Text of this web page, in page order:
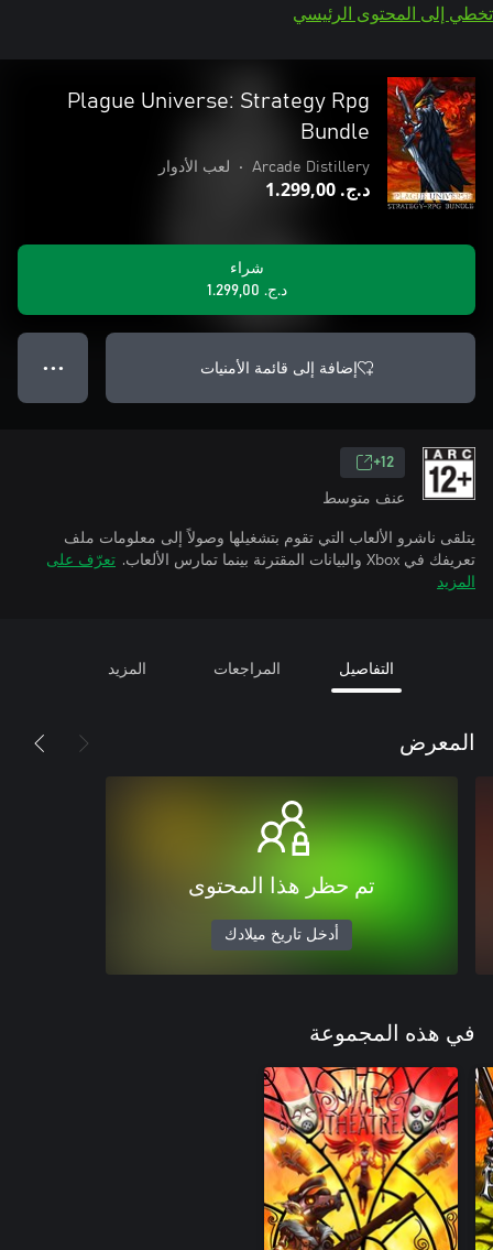
تخطي إلى المحتوى الرئيسي
Plague Universe: Strategy Rpg
Bundle
Arcade Distillery
• لعب الأدوار
د.ج.‏ 1.299,00
شراء
د.ج.‏ 1.299,00
إضافة إلى قائمة الأمنيات ● ● ●
12+
عنف متوسط
يتلقى ناشرو الألعاب التي تقوم بتشغيلها وصولاً إلى معلومات ملف
تعريفك في Xbox والبيانات المقترنة بينما تمارس الألعاب.
تعرّف على
المزيد
التفاصيل المراجعات المزيد
المعرض
تم حظر هذا المحتوى
أدخل تاريخ ميلادك
في هذه المجموعة